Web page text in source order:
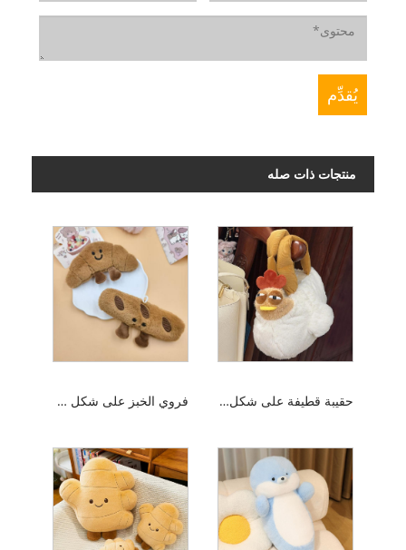
منتجات ذات صله
فروي الخبز على شكل سلسلة المفاتيح المعلقة حقيبة قطيفة على شكل دجاجة